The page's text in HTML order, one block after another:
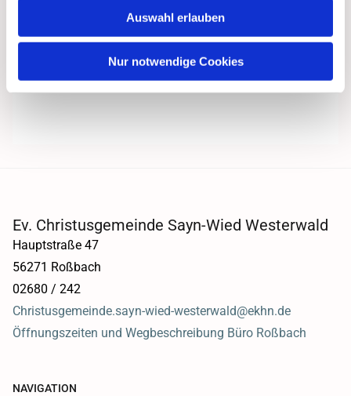
Auswahl erlauben
Nur notwendige Cookies
Ev. Christusgemeinde Sayn-Wied Westerwald
Hauptstraße 47
56271 Roßbach
02680 / 242
Christusgemeinde.sayn-wied-westerwald@ekhn.de
Öffnungszeiten und Wegbeschreibung Büro Roßbach
NAVIGATION